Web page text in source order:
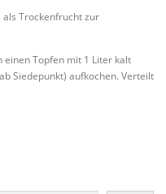
als Trockenfrucht zur
einen Topfen mit 1 Liter kalt
Siedepunkt) aufkochen. Verteilt